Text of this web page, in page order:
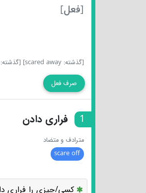
[فعل]
[گذشته: scared away]
[گذشته: scared away]
صرف فعل
1 فراری دادن
مترادف و متضاد
scare off
کسی/چیزی را فراری